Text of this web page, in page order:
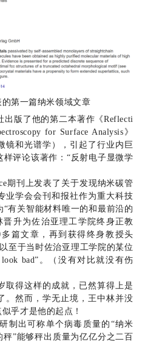
第一篇纳米领域文章
出版了他的第二本著作《Reflecti
for Surface Analysis》
镜和光谱学），引起了行业内巨
评论该著作：“反射电子显微学
期刊上发表了关于发现纳米碳管
业学会会刊和报社作为重大科技
有关智能材料唯一的和最前沿的
升为佐治亚理工学院终身正教
篇文章，再到获得终身教授头
至于当时佐治亚理工学院的某位
bad”。（没有对比就没有伤
取得这样的成就，已然算得上是
。然而，学无止境，王中林并没
乎才是他的起点！
制出可称单个病毒质量的“纳米
”能够秤出质量为亿亿分之二百